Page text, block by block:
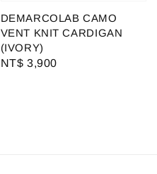
DEMARCOLAB CAMO
VENT KNIT CARDIGAN
(IVORY)
Regular
NT$ 3,900